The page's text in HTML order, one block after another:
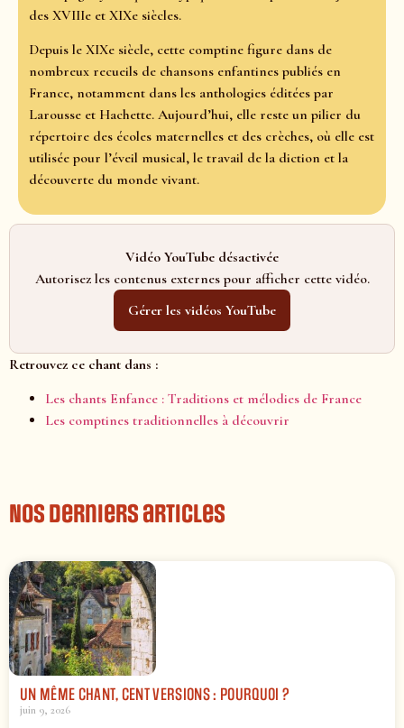
des XVIIIe et XIXe siècles.
Depuis le XIXe siècle, cette comptine figure dans de
nombreux recueils de chansons enfantines publiés en
France, notamment dans les anthologies éditées par
Larousse et Hachette. Aujourd’hui, elle reste un pilier du
répertoire des écoles maternelles et des crèches, où elle est
utilisée pour l’éveil musical, le travail de la diction et la
découverte du monde vivant.
Vidéo YouTube désactivée
Autorisez les contenus externes pour afficher cette vidéo.
Gérer les vidéos YouTube
Retrouvez ce chant dans :
Les chants Enfance : Traditions et mélodies de France
Les comptines traditionnelles à découvrir
Nos derniers articles
UN MÊME CHANT, CENT VERSIONS : POURQUOI ?
juin 9, 2026